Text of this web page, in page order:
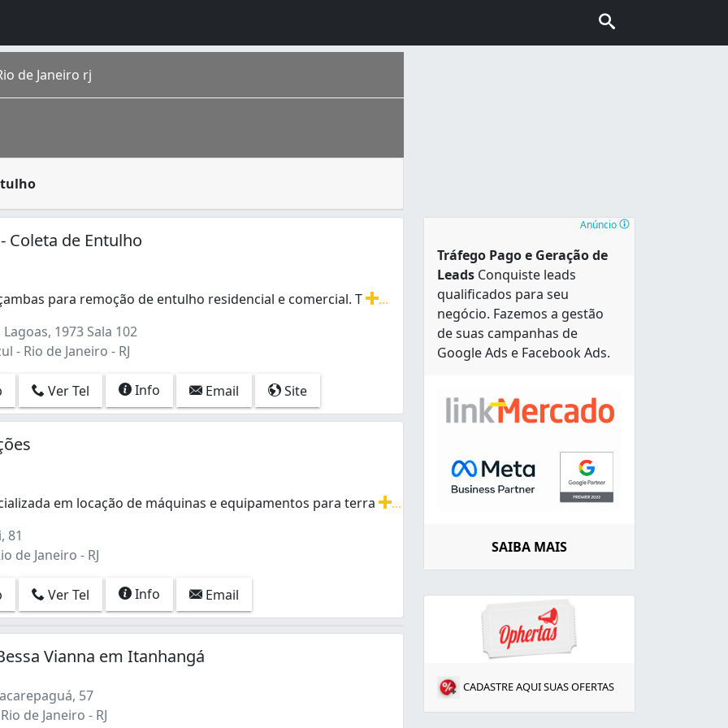
de Janeiro rj
homônimo fica na região Sudeste do país. É a cidade de mais escolhida pelo turismo internacional no Brasil,
Coleta de Entulho
para remoção de entulho residencial e comercial. T
para remoção de entulho residencial e comercial. Tradição, agilidade e ótimo atendimento. Faturamos para
1973 Sala 102
- Rio de Janeiro - RJ
Ver Tel Info Email Site
em locação de máquinas e equipamentos para terra
81
de Janeiro - RJ
Ver Tel Info Email
Vianna em Itanhangá
57
de Janeiro - RJ
Anúncio
Tráfego Pago e Geração de
Leads Conquiste leads
qualificados para seu
negócio. Fazemos a gestão
de suas campanhas de
Google Ads e Facebook Ads.
SAIBA MAIS
CADASTRE AQUI SUAS OFERTAS